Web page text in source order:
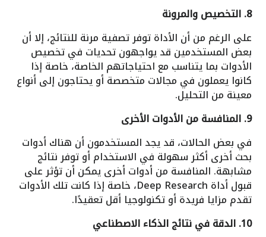
8. التخصيص والمرونة
على الرغم من أن الأداة توفر تصفية مرنة للنتائج، إلا أن
بعض المستخدمين قد يواجهون تحديات في تخصيص
الأدوات بما يتناسب مع احتياجاتهم الخاصة، خاصة إذا
كانوا يعملون في مجالات متخصصة أو يحتاجون إلى أنواع
معينة من التحليل.
9. المنافسة من الأدوات الأخرى
في بعض الحالات، قد يجد المستخدمون أن هناك أدوات
بحث أخرى أكثر سهولة في الاستخدام أو توفر نتائج
مشابهة. المنافسة من أدوات أخرى يمكن أن تؤثر على
قبول أداة Deep Research، خاصة إذا كانت تلك الأدوات
تقدم مزايا فريدة أو تكنولوجيا أقل تعقيدًا.
10. الدقة في نتائج الذكاء الاصطناعي